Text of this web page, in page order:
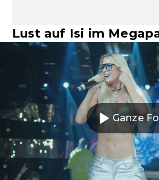
Lust auf Isi im
Ganze